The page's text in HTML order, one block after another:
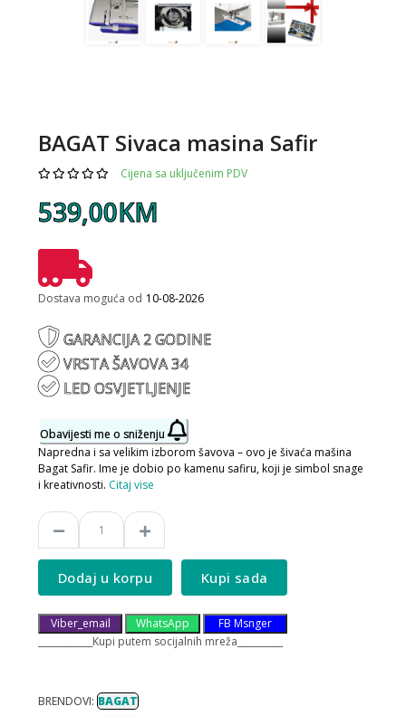
BAGAT Sivaca masina Safir
Cijena sa uključenim PDV
539,00KM
Dostava moguća od 10-08-2026
GARANCIJA 2 GODINE
VRSTA ŠAVOVA 34
LED OSVJETLJENJE
Obavijesti me o sniženju
Napredna i sa velikim izborom šavova – ovo je šivaća mašina
Bagat Safir. Ime je dobio po kamenu safiru, koji je simbol snage
i kreativnosti. Citaj vise
Dodaj u korpu Kupi sada
Viber_email WhatsApp
FB Msnger
____________Kupi putem socijalnih mreža__________
BRENDOVI: BAGAT